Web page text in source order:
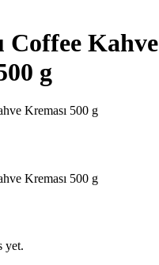
Coffee Kahve
g
Kreması 500 g
Kreması 500 g
yet.